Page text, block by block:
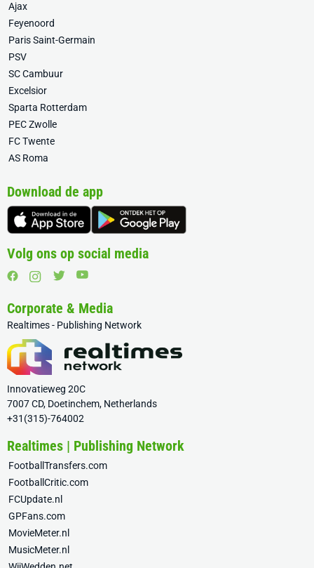
Ajax
Feyenoord
Paris Saint-Germain
PSV
SC Cambuur
Excelsior
Sparta Rotterdam
PEC Zwolle
FC Twente
AS Roma
Download de app
Volg ons op social media
Corporate & Media
Realtimes - Publishing Network
Innovatieweg 20C
7007 CD, Doetinchem, Netherlands
+31(315)-764002
Realtimes | Publishing Network
FootballTransfers.com
FootballCritic.com
FCUpdate.nl
GPFans.com
MovieMeter.nl
MusicMeter.nl